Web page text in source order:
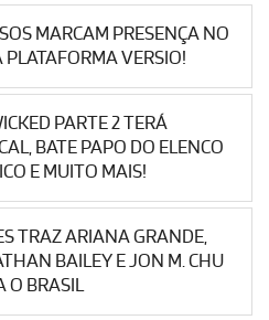
MARCAM PRESENÇA NO
VERSIO!
PARTE 2 TERÁ
BATE PAPO DO ELENCO
E MUITO MAIS!
TRAZ ARIANA GRANDE,
BAILEY E JON M. CHU
O BRASIL